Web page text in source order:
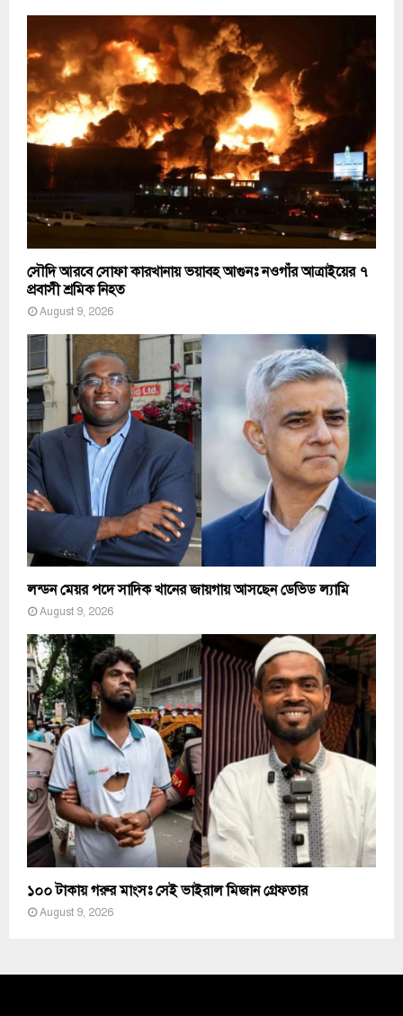
সৌদি আরবে সোফা কারখানায় ভয়াবহ আগুনঃ নওগাঁর আত্রাইয়ের ৭
প্রবাসী শ্রমিক নিহত
August 9, 2026
লন্ডন মেয়র পদে সাদিক খানের জায়গায় আসছেন ডেভিড ল্যামি
August 9, 2026
১০০ টাকায় গরুর মাংসঃ সেই ভাইরাল মিজান গ্রেফতার
August 9, 2026